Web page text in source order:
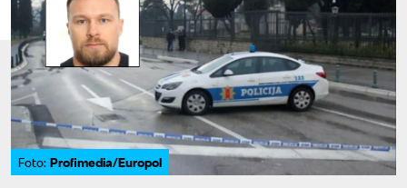
Foto: Profimedia/Europol